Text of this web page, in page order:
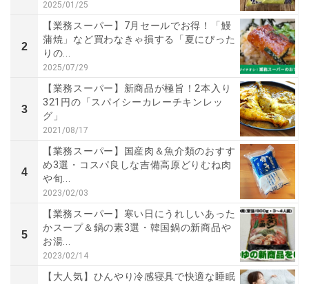
2025/01/25
2
【業務スーパー】7月セールでお得！「鰻
蒲焼」など買わなきゃ損する「夏にぴった
りの...
2025/07/29
3
【業務スーパー】新商品が極旨！2本入り
321円の「スパイシーカレーチキンレッ
グ」
2021/08/17
4
【業務スーパー】国産肉＆魚介類のおすす
め3選・コスパ良しな吉備高原どりむね肉
や旬...
2023/02/03
5
【業務スーパー】寒い日にうれしいあった
かスープ＆鍋の素3選・韓国鍋の新商品や
お湯...
2023/02/14
【大人気】ひんやり冷感寝具で快適な睡眠